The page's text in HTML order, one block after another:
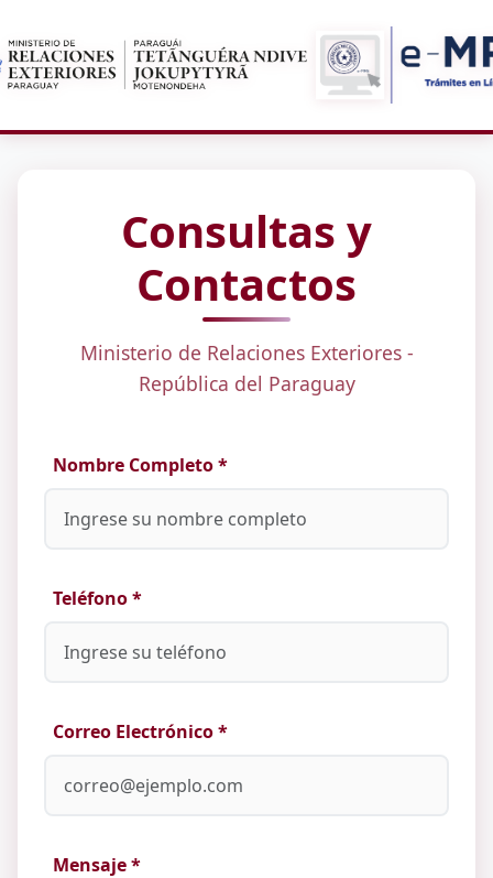
Consultas y
Contactos
Ministerio de Relaciones Exteriores -
República del Paraguay
Nombre Completo *
Teléfono *
Correo Electrónico *
Mensaje *